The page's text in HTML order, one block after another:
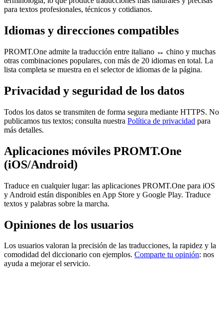
para textos profesionales, técnicos y cotidianos.
Idiomas y direcciones compatibles
PROMT.One admite la traducción entre italiano ↔ chino y muchas
otras combinaciones populares, con más de 20 idiomas en total. La
lista completa se muestra en el selector de idiomas de la página.
Privacidad y seguridad de los datos
Todos los datos se transmiten de forma segura mediante HTTPS. No
publicamos tus textos; consulta nuestra Política de privacidad para
más detalles.
Aplicaciones móviles PROMT.One
(iOS/Android)
Traduce en cualquier lugar: las aplicaciones PROMT.One para iOS
y Android están disponibles en App Store y Google Play. Traduce
textos y palabras sobre la marcha.
Opiniones de los usuarios
Los usuarios valoran la precisión de las traducciones, la rapidez y la
comodidad del diccionario con ejemplos. Comparte tu opinión: nos
ayuda a mejorar el servicio.